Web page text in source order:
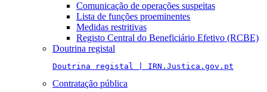
Comunicação de operações suspeitas
Lista de funções proeminentes
Medidas restritivas
Registo Central do Beneficiário Efetivo (RCBE)
Doutrina registal
Doutrina registal | IRN.Justica.gov.pt
Contratação pública